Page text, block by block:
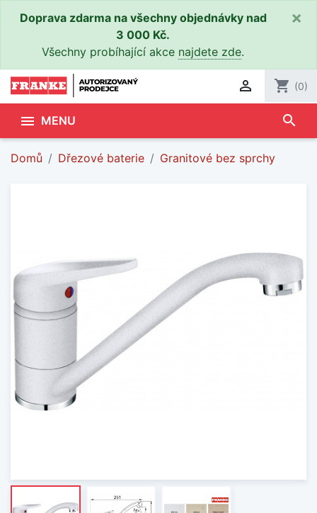
Doprava zdarma na všechny objednávky nad
3 000 Kč.
Všechny probíhající akce najdete zde.
×
 shopping_cart (0)
 MENU search
Domů Dřezové baterie Granitové bez sprchy